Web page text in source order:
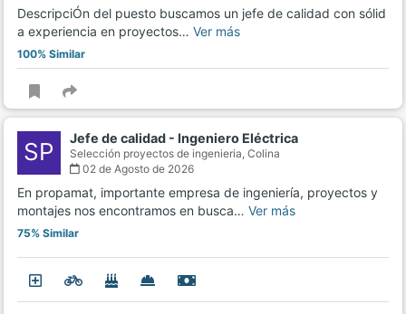
DescripciÓn del puesto buscamos un jefe de calidad con sólid
a experiencia en proyectos… Ver más
100% Similar
SP Jefe de calidad - Ingeniero Eléctrica
Selección proyectos de ingenieria, Colina
02 de Agosto de 2026
En propamat, importante empresa de ingeniería, proyectos y
montajes nos encontramos en busca… Ver más
75% Similar